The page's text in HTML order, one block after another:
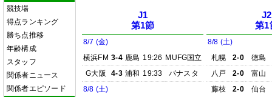
競技場
得点ランキング
勝ち点推移
年齢構成
スタッフ
関係者ニュース
関係者エピソード
J1
第1節
8/7 (金)
横浜FM 3-4 鹿島 19:26 MUFG国立
G大阪
4-3 浦和 19:33
パナスタ
8/8 (土)
J2
第1
8/8 (土)
札幌
2-0
徳島
八戸
2-0
富山
藤枝
2-0
仙台